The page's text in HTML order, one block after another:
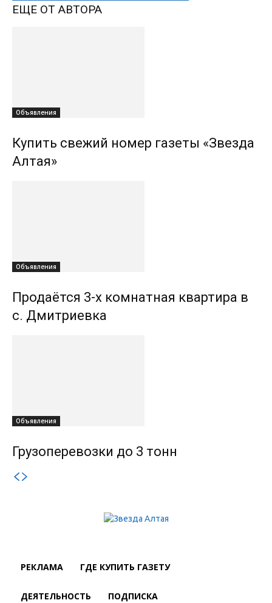
ЕЩЕ ОТ АВТОРА
Объявления
Купить свежий номер газеты «Звезда
Алтая»
Объявления
Продаётся 3-х комнатная квартира в
с. Дмитриевка
Объявления
Грузоперевозки до 3 тонн
РЕКЛАМА ГДЕ КУПИТЬ ГАЗЕТУ
ДЕЯТЕЛЬНОСТЬ ПОДПИСКА